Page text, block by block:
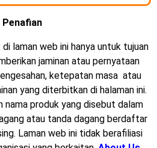
Penafian
laman web ini hanya untuk tujuan
jaminan atau pernyataan
ketepatan masa atau
yang diterbitkan di halaman ini.
nama produk yang disebut dalam
atau tanda dagang berdaftar
Laman web ini tidak berafiliasi